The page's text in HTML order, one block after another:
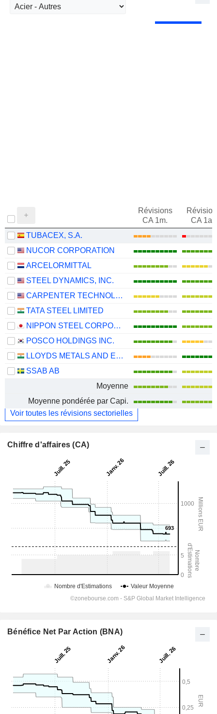
Révisions
CA 1m.
CA 1an
TUBACEX, S.A.
NUCOR CORPORATION
ARCELORMITTAL
STEEL DYNAMICS, INC.
CARPENTER TECHNOLOGY CORPORATION
TATA STEEL LIMITED
NIPPON STEEL CORPORATION
POSCO HOLDINGS INC.
LLOYDS METALS AND ENERGY LIMITED
SSAB AB
Moyenne
Moyenne pondérée par Capi.
Voir toutes les révisions sectorielles
Chiffre d'affaires (CA)
Bénéfice Net Par Action (BNA)